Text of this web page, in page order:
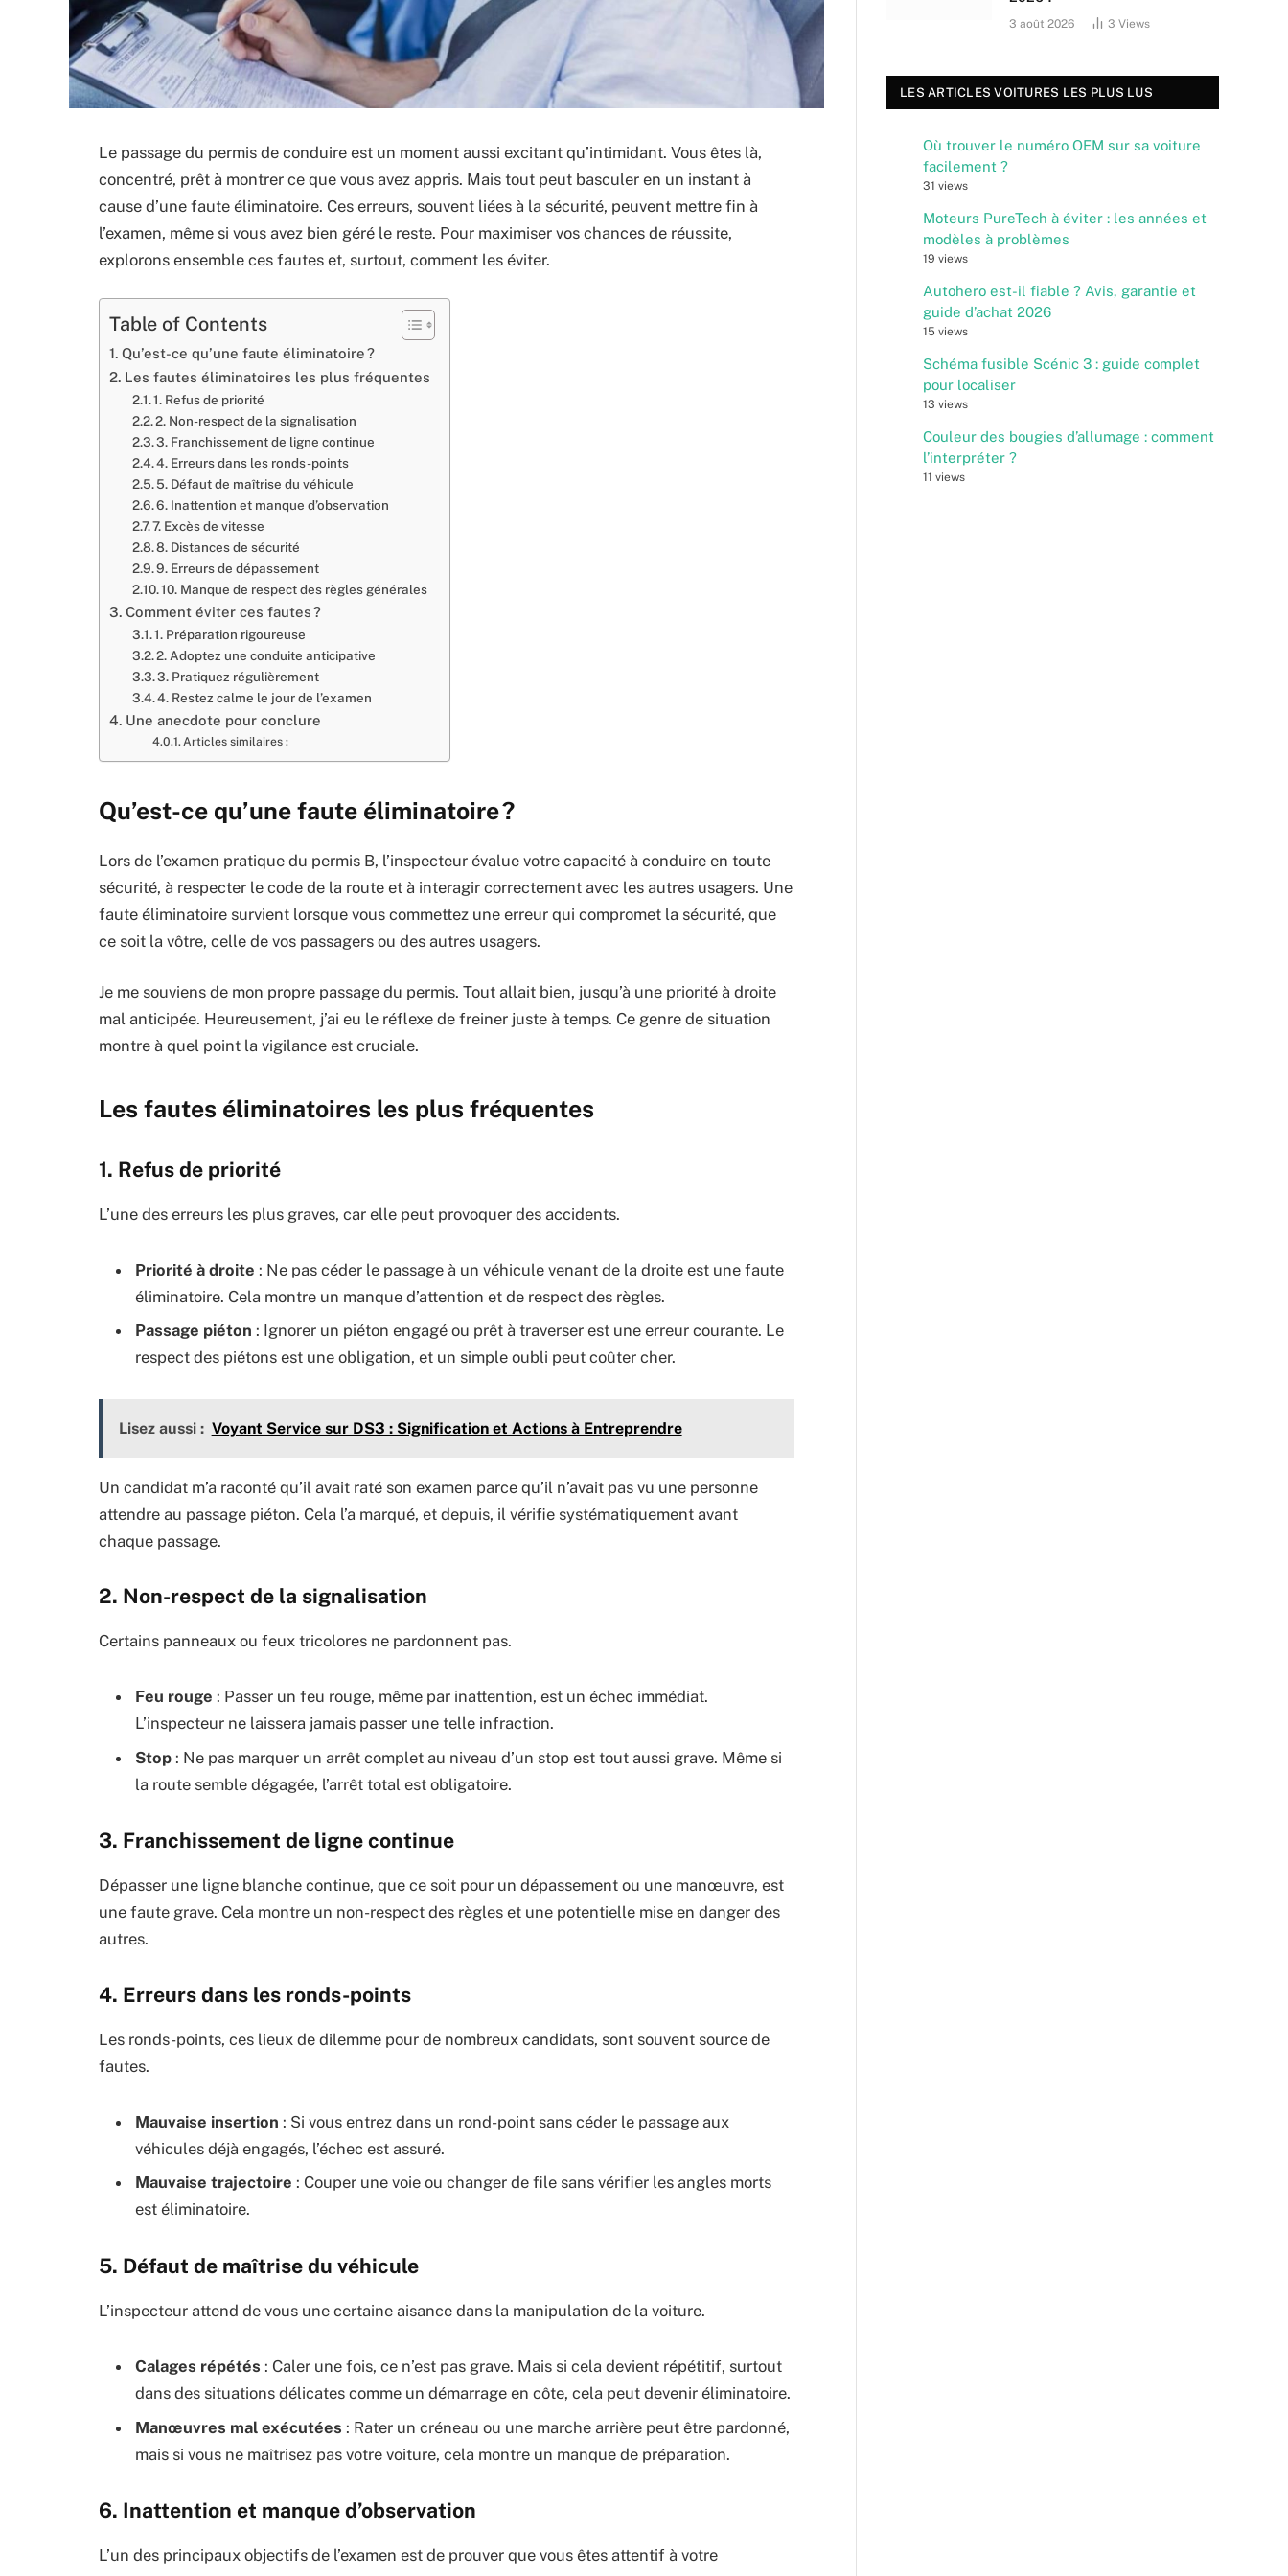
Le passage du permis de conduire est un moment aussi excitant qu’intimidant. Vous êtes là,
concentré, prêt à montrer ce que vous avez appris. Mais tout peut basculer en un instant à
cause d’une faute éliminatoire. Ces erreurs, souvent liées à la sécurité, peuvent mettre fin à
l’examen, même si vous avez bien géré le reste. Pour maximiser vos chances de réussite,
explorons ensemble ces fautes et, surtout, comment les éviter.
Table of Contents
Qu’est-ce qu’une faute éliminatoire ?
Les fautes éliminatoires les plus fréquentes
1. Refus de priorité
2. Non-respect de la signalisation
3. Franchissement de ligne continue
4. Erreurs dans les ronds-points
5. Défaut de maîtrise du véhicule
6. Inattention et manque d’observation
7. Excès de vitesse
8. Distances de sécurité
9. Erreurs de dépassement
10. Manque de respect des règles générales
Comment éviter ces fautes ?
1. Préparation rigoureuse
2. Adoptez une conduite anticipative
3. Pratiquez régulièrement
4. Restez calme le jour de l’examen
Une anecdote pour conclure
Articles similaires :
Qu’est-ce qu’une faute éliminatoire ?
Lors de l’examen pratique du permis B, l’inspecteur évalue votre capacité à conduire en toute
sécurité, à respecter le code de la route et à interagir correctement avec les autres usagers. Une
faute éliminatoire survient lorsque vous commettez une erreur qui compromet la sécurité, que
ce soit la vôtre, celle de vos passagers ou des autres usagers.
Je me souviens de mon propre passage du permis. Tout allait bien, jusqu’à une priorité à droite
mal anticipée. Heureusement, j’ai eu le réflexe de freiner juste à temps. Ce genre de situation
montre à quel point la vigilance est cruciale.
Les fautes éliminatoires les plus fréquentes
1. Refus de priorité
L’une des erreurs les plus graves, car elle peut provoquer des accidents.
Priorité à droite : Ne pas céder le passage à un véhicule venant de la droite est une faute
éliminatoire. Cela montre un manque d’attention et de respect des règles.
Passage piéton : Ignorer un piéton engagé ou prêt à traverser est une erreur courante. Le
respect des piétons est une obligation, et un simple oubli peut coûter cher.
Lisez aussi : Voyant Service sur DS3 : Signification et Actions à Entreprendre
Un candidat m’a raconté qu’il avait raté son examen parce qu’il n’avait pas vu une personne
attendre au passage piéton. Cela l’a marqué, et depuis, il vérifie systématiquement avant
chaque passage.
2. Non-respect de la signalisation
Certains panneaux ou feux tricolores ne pardonnent pas.
Feu rouge : Passer un feu rouge, même par inattention, est un échec immédiat.
L’inspecteur ne laissera jamais passer une telle infraction.
Stop : Ne pas marquer un arrêt complet au niveau d’un stop est tout aussi grave. Même si
la route semble dégagée, l’arrêt total est obligatoire.
3. Franchissement de ligne continue
Dépasser une ligne blanche continue, que ce soit pour un dépassement ou une manœuvre, est
une faute grave. Cela montre un non-respect des règles et une potentielle mise en danger des
autres.
4. Erreurs dans les ronds-points
Les ronds-points, ces lieux de dilemme pour de nombreux candidats, sont souvent source de
fautes.
Mauvaise insertion : Si vous entrez dans un rond-point sans céder le passage aux
véhicules déjà engagés, l’échec est assuré.
Mauvaise trajectoire : Couper une voie ou changer de file sans vérifier les angles morts
est éliminatoire.
5. Défaut de maîtrise du véhicule
L’inspecteur attend de vous une certaine aisance dans la manipulation de la voiture.
Calages répétés : Caler une fois, ce n’est pas grave. Mais si cela devient répétitif, surtout
dans des situations délicates comme un démarrage en côte, cela peut devenir éliminatoire.
Manœuvres mal exécutées : Rater un créneau ou une marche arrière peut être pardonné,
mais si vous ne maîtrisez pas votre voiture, cela montre un manque de préparation.
6. Inattention et manque d’observation
L’un des principaux objectifs de l’examen est de prouver que vous êtes attentif à votre
3 août 2026 3 Views
LES ARTICLES VOITURES LES PLUS LUS
Où trouver le numéro OEM sur sa voiture
facilement ?
31 views
Moteurs PureTech à éviter : les années et
modèles à problèmes
19 views
Autohero est-il fiable ? Avis, garantie et
guide d’achat 2026
15 views
Schéma fusible Scénic 3 : guide complet
pour localiser
13 views
Couleur des bougies d’allumage : comment
l’interpréter ?
11 views